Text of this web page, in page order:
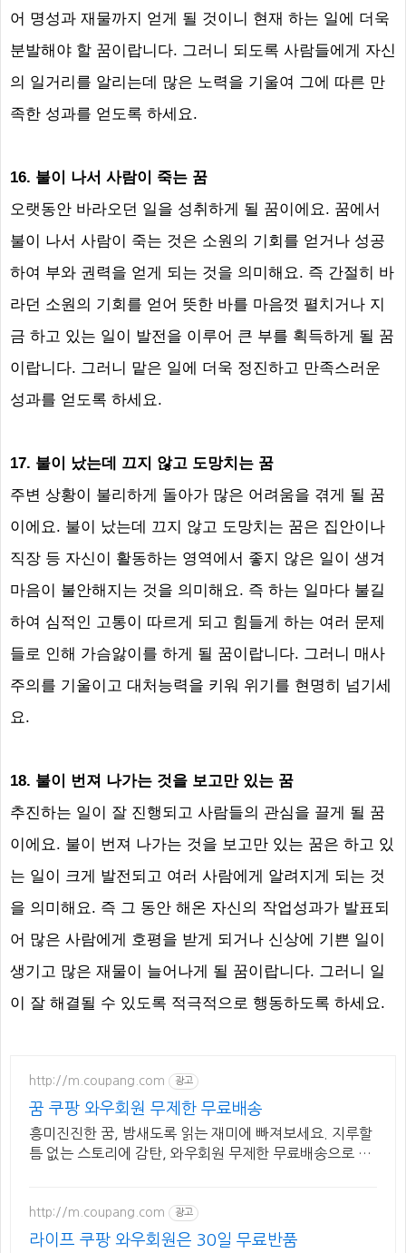
어 명성과 재물까지 얻게 될 것이니 현재 하는 일에 더욱
분발해야 할 꿈이랍니다. 그러니 되도록 사람들에게 자신
의 일거리를 알리는데 많은 노력을 기울여 그에 따른 만
족한 성과를 얻도록 하세요.
16. 불이 나서 사람이 죽는 꿈
오랫동안 바라오던 일을 성취하게 될 꿈이에요. 꿈에서
불이 나서 사람이 죽는 것은 소원의 기회를 얻거나 성공
하여 부와 권력을 얻게 되는 것을 의미해요. 즉 간절히 바
라던 소원의 기회를 얻어 뜻한 바를 마음껏 펼치거나 지
금 하고 있는 일이 발전을 이루어 큰 부를 획득하게 될 꿈
이랍니다. 그러니 맡은 일에 더욱 정진하고 만족스러운
성과를 얻도록 하세요.
17. 불이 났는데 끄지 않고 도망치는 꿈
주변 상황이 불리하게 돌아가 많은 어려움을 겪게 될 꿈
이에요. 불이 났는데 끄지 않고 도망치는 꿈은 집안이나
직장 등 자신이 활동하는 영역에서 좋지 않은 일이 생겨
마음이 불안해지는 것을 의미해요. 즉 하는 일마다 불길
하여 심적인 고통이 따르게 되고 힘들게 하는 여러 문제
들로 인해 가슴앓이를 하게 될 꿈이랍니다. 그러니 매사
주의를 기울이고 대처능력을 키워 위기를 현명히 넘기세
요.
18. 불이 번져 나가는 것을 보고만 있는 꿈
추진하는 일이 잘 진행되고 사람들의 관심을 끌게 될 꿈
이에요. 불이 번져 나가는 것을 보고만 있는 꿈은 하고 있
는 일이 크게 발전되고 여러 사람에게 알려지게 되는 것
을 의미해요. 즉 그 동안 해온 자신의 작업성과가 발표되
어 많은 사람에게 호평을 받게 되거나 신상에 기쁜 일이
생기고 많은 재물이 늘어나게 될 꿈이랍니다. 그러니 일
이 잘 해결될 수 있도록 적극적으로 행동하도록 하세요.
http://m.coupang.com 광고
꿈 쿠팡 와우회원 무제한 무료배송
흥미진진한 꿈, 밤새도록 읽는 재미에 빠져보세요. 지루할
틈 없는 스토리에 감탄, 와우회원 무제한 무료배송으로 만
http://m.coupang.com 광고
라이프 쿠팡 와우회원은 30일 무료반품